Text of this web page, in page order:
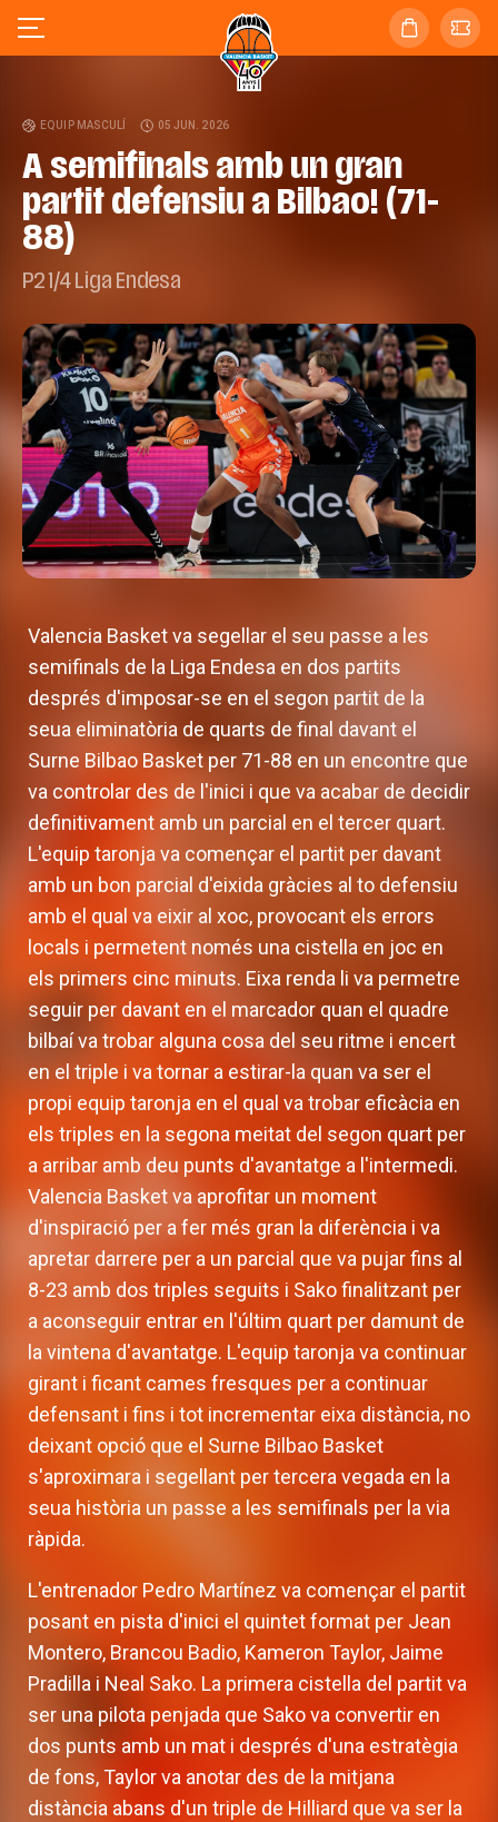
EQUIP MASCULÍ 05 JUN. 2026
A semifinals amb un gran
partit defensiu a Bilbao! (71-
88)
P2 1/4 Liga Endesa
Valencia Basket va segellar el seu passe a les
semifinals de la Liga Endesa en dos partits
després d'imposar-se en el segon partit de la
seua eliminatòria de quarts de final davant el
Surne Bilbao Basket per 71-88 en un encontre que
va controlar des de l'inici i que va acabar de decidir
definitivament amb un parcial en el tercer quart.
L'equip taronja va començar el partit per davant
amb un bon parcial d'eixida gràcies al to defensiu
amb el qual va eixir al xoc, provocant els errors
locals i permetent només una cistella en joc en
els primers cinc minuts. Eixa renda li va permetre
seguir per davant en el marcador quan el quadre
bilbaí va trobar alguna cosa del seu ritme i encert
en el triple i va tornar a estirar-la quan va ser el
propi equip taronja en el qual va trobar eficàcia en
els triples en la segona meitat del segon quart per
a arribar amb deu punts d'avantatge a l'intermedi.
Valencia Basket va aprofitar un moment
d'inspiració per a fer més gran la diferència i va
apretar darrere per a un parcial que va pujar fins al
8-23 amb dos triples seguits i Sako finalitzant per
a aconseguir entrar en l'últim quart per damunt de
la vintena d'avantatge. L'equip taronja va continuar
girant i ficant cames fresques per a continuar
defensant i fins i tot incrementar eixa distància, no
deixant opció que el Surne Bilbao Basket
s'aproximara i segellant per tercera vegada en la
seua història un passe a les semifinals per la via
ràpida.
L'entrenador Pedro Martínez va començar el partit
posant en pista d'inici el quintet format per Jean
Montero, Brancou Badio, Kameron Taylor, Jaime
Pradilla i Neal Sako. La primera cistella del partit va
ser una pilota penjada que Sako va convertir en
dos punts amb un mat i després d'una estratègia
de fons, Taylor va anotar des de la mitjana
distància abans d'un triple de Hilliard que va ser la